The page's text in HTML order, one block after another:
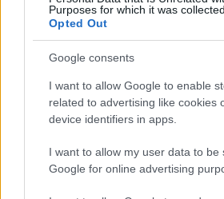
Purposes for which it was collected.
Opted Out
Google consents
I want to allow Google to enable
related to advertising like cookies
device identifiers in apps.
I want to allow my user data to be
Google for online advertising